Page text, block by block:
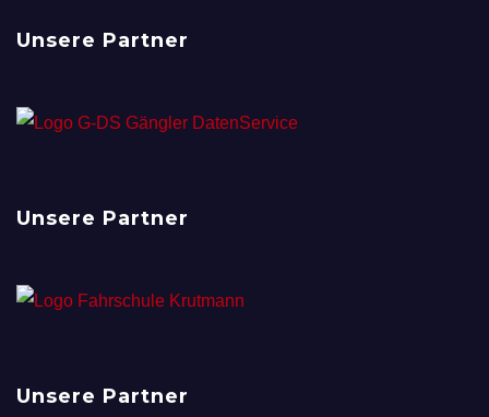
Unsere Partner
Unsere Partner
Unsere Partner